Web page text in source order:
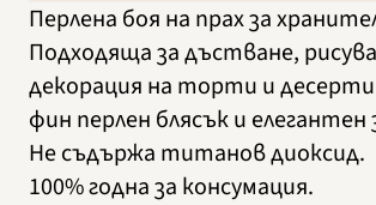
Перлена боя на прах за
Подходяща за дъстване,
декорация на торти и
фин перлен блясък и
Не съдържа титанов диоксид.
100% годна за консумация.